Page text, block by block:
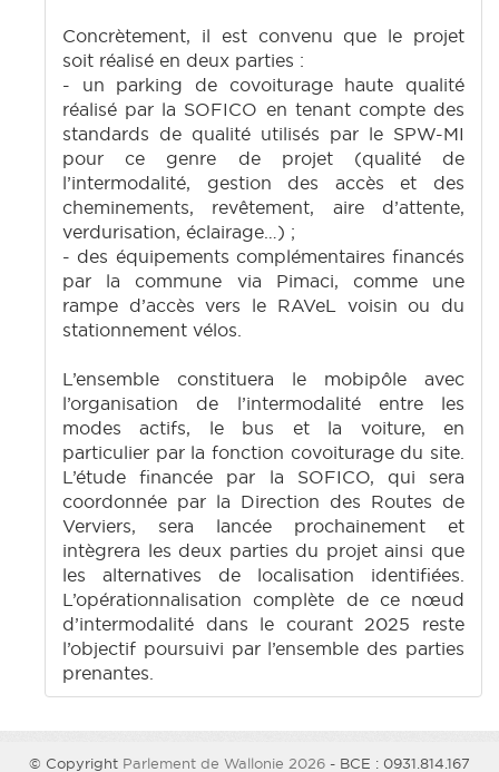
Concrètement, il est convenu que le projet
soit réalisé en deux parties :
- un parking de covoiturage haute qualité
réalisé par la SOFICO en tenant compte des
standards de qualité utilisés par le SPW-MI
pour ce genre de projet (qualité de
l’intermodalité, gestion des accès et des
cheminements, revêtement, aire d’attente,
verdurisation, éclairage…) ;
- des équipements complémentaires financés
par la commune via Pimaci, comme une
rampe d’accès vers le RAVeL voisin ou du
stationnement vélos.
L’ensemble constituera le mobipôle avec
l’organisation de l’intermodalité entre les
modes actifs, le bus et la voiture, en
particulier par la fonction covoiturage du site.
L’étude financée par la SOFICO, qui sera
coordonnée par la Direction des Routes de
Verviers, sera lancée prochainement et
intègrera les deux parties du projet ainsi que
les alternatives de localisation identifiées.
L’opérationnalisation complète de ce nœud
d’intermodalité dans le courant 2025 reste
l’objectif poursuivi par l’ensemble des parties
prenantes.
© Copyright Parlement de Wallonie 2026 - BCE : 0931.814.167